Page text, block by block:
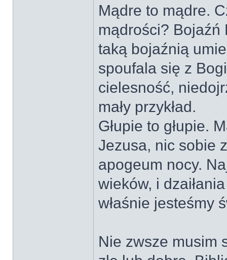
Mądre to mądre.
mądrości? Bojaźń
taką bojaźnią
spoufala się z
cielesność,
mały przykład.
Głupie to głupie.
Jezusa, nic sobie
apogeum nocy.
wieków, i
właśnie jesteśmy
Nie zwsze musim